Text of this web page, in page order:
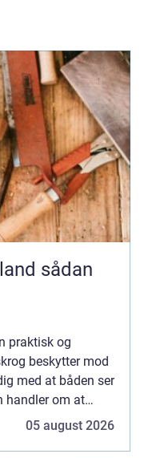
praktisk og
beskytter mod
med at båden ser
handler om at
05 august 2026